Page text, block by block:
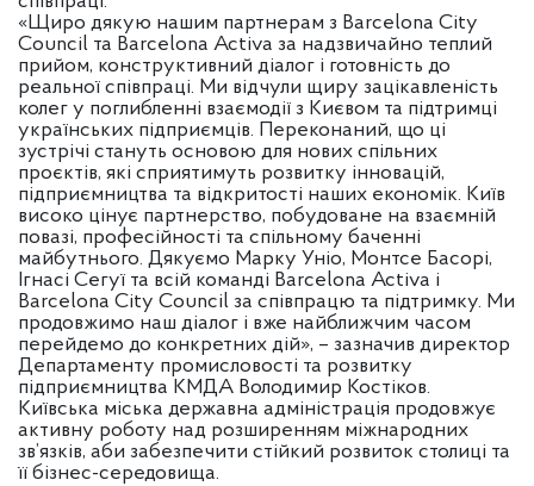
«Щиро дякую нашим партнерам з Barcelona City
Council та Barcelona Activa за надзвичайно теплий
прийом, конструктивний діалог і готовність до
реальної співпраці. Ми відчули щиру зацікавленість
колег у поглибленні взаємодії з Києвом та підтримці
українських підприємців. Переконаний, що ці
зустрічі стануть основою для нових спільних
проєктів, які сприятимуть розвитку інновацій,
підприємництва та відкритості наших економік. Київ
високо цінує партнерство, побудоване на взаємній
повазі, професійності та спільному баченні
майбутнього. Дякуємо Марку Уніо, Монтсе Басорі,
Ігнасі Сегуї та всій команді Barcelona Activa і
Barcelona City Council за співпрацю та підтримку. Ми
продовжимо наш діалог і вже найближчим часом
перейдемо до конкретних дій», – зазначив директор
Департаменту промисловості та розвитку
підприємництва КМДА Володимир Костіков.
Київська міська державна адміністрація продовжує
активну роботу над розширенням міжнародних
зв’язків, аби забезпечити стійкий розвиток столиці та
її бізнес-середовища.